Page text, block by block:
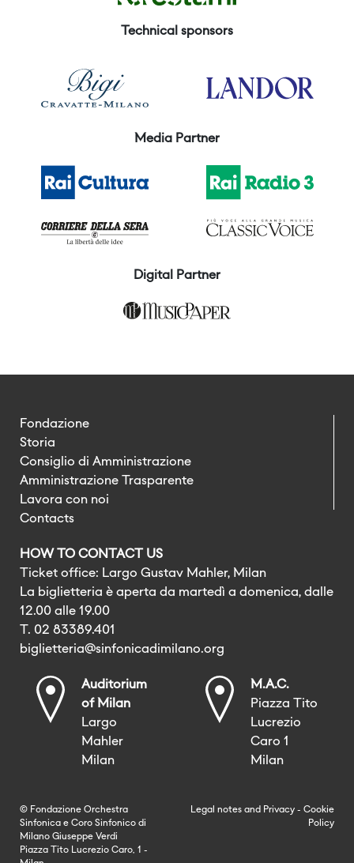
Technical sponsors
Media Partner
Digital Partner
Fondazione
Storia
Consiglio di Amministrazione
Amministrazione Trasparente
Lavora con noi
Contacts
HOW TO CONTACT US
Ticket office: Largo Gustav Mahler, Milan
La biglietteria è aperta da martedì a domenica, dalle
12.00 alle 19.00
T. 02 83389.401
biglietteria@sinfonicadimilano.org
Auditorium
of Milan
Largo
Mahler
Milan
M.A.C.
Piazza Tito
Lucrezio
Caro 1
Milan
© Fondazione Orchestra
Sinfonica e Coro Sinfonico di
Milano Giuseppe Verdi
Piazza Tito Lucrezio Caro, 1 -
Legal notes and Privacy - Cookie
Policy